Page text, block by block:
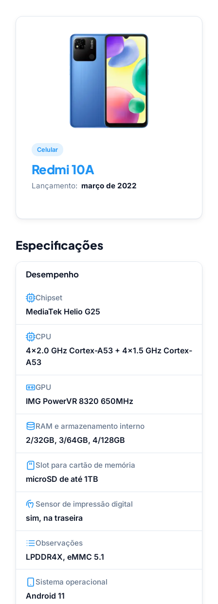
Celular
Redmi 10A
Lançamento: março de 2022
Especificações
Desempenho
Chipset
MediaTek Helio G25
CPU
4x2.0 GHz Cortex-A53 + 4x1.5 GHz Cortex-
A53
GPU
IMG PowerVR 8320 650MHz
RAM e armazenamento interno
2/32GB, 3/64GB, 4/128GB
Slot para cartão de memória
microSD de até 1TB
Sensor de impressão digital
sim, na traseira
Observações
LPDDR4X, eMMC 5.1
Sistema operacional
Android 11